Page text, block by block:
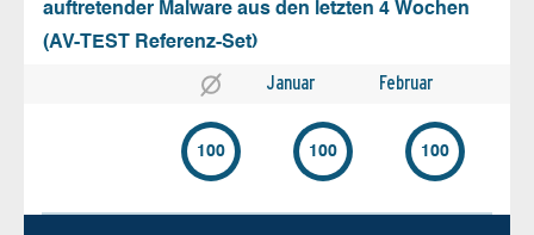
auftretender Malware aus den letzten 4 Wochen
(AV-TEST Referenz-Set)
Januar Februar
100 100 100